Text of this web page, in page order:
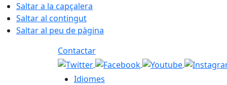
Saltar a la capçalera
Saltar al contingut
Saltar al peu de pàgina
Contactar
Idiomes